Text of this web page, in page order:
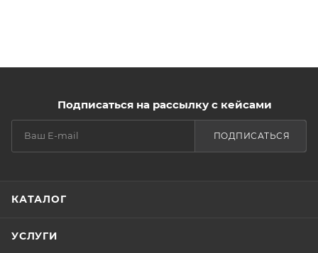
Подписаться на рассылку с кейсами
ПОДПИСАТЬСЯ
КАТАЛОГ
УСЛУГИ